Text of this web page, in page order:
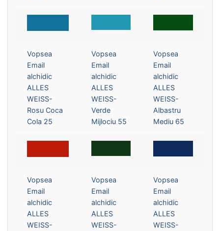
Vopsea
Email
alchidic
ALLES
WEISS-
Rosu Coca
Cola 25
Vopsea
Email
alchidic
ALLES
WEISS-
Verde
Mijlociu 55
Vopsea
Email
alchidic
ALLES
WEISS-
Albastru
Mediu 65
Vopsea
Email
alchidic
ALLES
WEISS-
Vopsea
Email
alchidic
ALLES
WEISS-
Vopsea
Email
alchidic
ALLES
WEISS-